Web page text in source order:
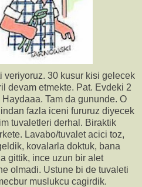
veriyoruz. 30 kusur kisi gelecek
devam etmekte. Pat. Evdeki 2
Tam da gununde. O
fazla iceni fururuz diyecek
tuvaletleri derhal. Biraktik
Lavabo/tuvalet acici toz,
kovalarla doktuk, bana
gittik, ince uzun bir alet
olmadi. Ustune bi de tuvaleti
muslukcu cagirdik.